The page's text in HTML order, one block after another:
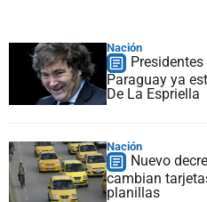
Nación
Paraguay ya
De La Espriella
Nación
Nuevo
cambian
planillas